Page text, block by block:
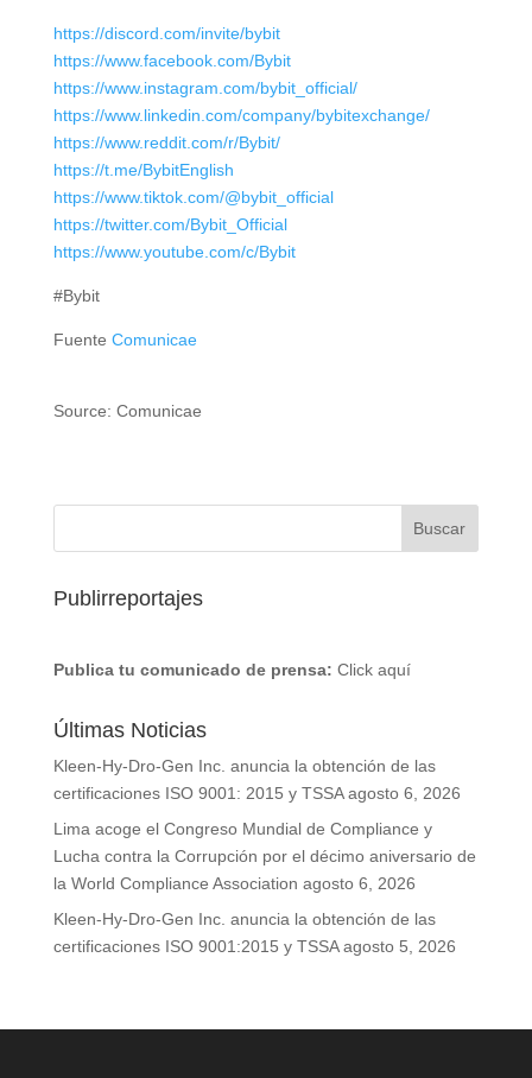
https://discord.com/invite/bybit
https://www.facebook.com/Bybit
https://www.instagram.com/bybit_official/
https://www.linkedin.com/company/bybitexchange/
https://www.reddit.com/r/Bybit/
https://t.me/BybitEnglish
https://www.tiktok.com/@bybit_official
https://twitter.com/Bybit_Official
https://www.youtube.com/c/Bybit
#Bybit
Fuente Comunicae
Source: Comunicae
Publirreportajes
Publica tu comunicado de prensa: Click aquí
Últimas Noticias
Kleen-Hy-Dro-Gen Inc. anuncia la obtención de las
certificaciones ISO 9001: 2015 y TSSA agosto 6, 2026
Lima acoge el Congreso Mundial de Compliance y
Lucha contra la Corrupción por el décimo aniversario de
la World Compliance Association agosto 6, 2026
Kleen-Hy-Dro-Gen Inc. anuncia la obtención de las
certificaciones ISO 9001:2015 y TSSA agosto 5, 2026